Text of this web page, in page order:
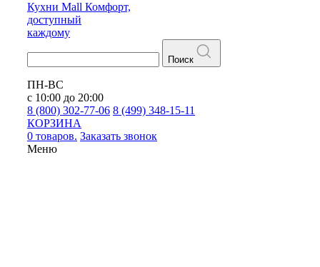
Кухни Mall Комфорт,
доступный
каждому
Поиск
ПН-ВС
с 10:00 до 20:00
8 (800) 302-77-06 8 (499) 348-15-11
КОРЗИНА
0 товаров. Заказать звонок
Меню